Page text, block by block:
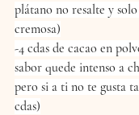
plátano no resalte y
cremosa)
-4 cdas de cacao en
sabor quede intenso a
pero si a ti no te gusta
cdas)